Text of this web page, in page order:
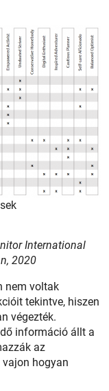
International
2020
nem voltak
tekintve, hiszen
végezték.
információ állt a
az
vajon hogyan